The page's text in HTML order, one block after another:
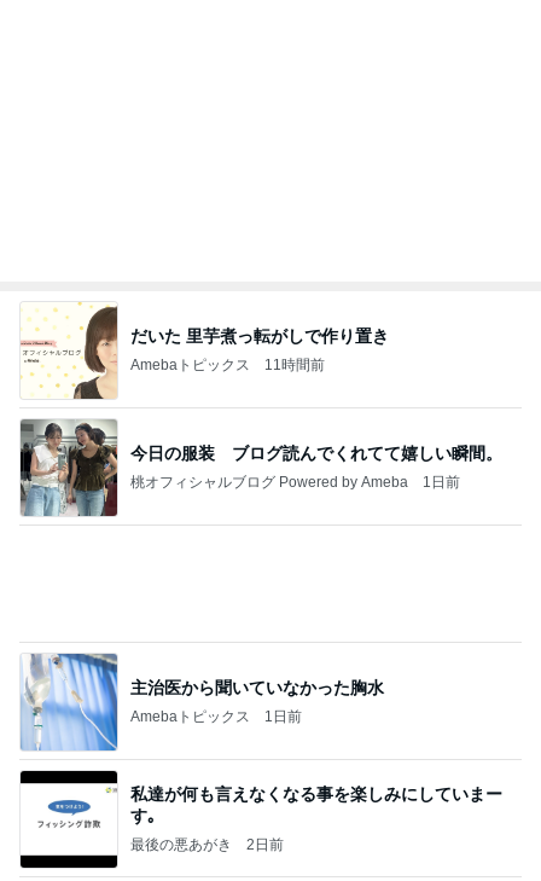
だいた 里芋煮っ転がしで作り置き
Amebaトピックス 11時間前
今日の服装 ブログ読んでくれてて嬉しい瞬間。
桃オフィシャルブログ Powered by Ameba 1日前
主治医から聞いていなかった胸水
Amebaトピックス 1日前
私達が何も言えなくなる事を楽しみにしていまー
す｡
最後の悪あがき 2日前